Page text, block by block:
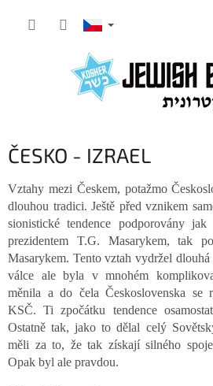
ČESKO - IZRAEL
Vztahy mezi Českem, potažmo
dlouhou tradici. Ještě před vznikem
sionistické tendence podporovány jak
prezidentem T.G. Masarykem, tak
Masarykem. Tento vztah vydržel
válce ale byla v mnohém
měnila a do čela Československa se
KSČ. Ti zpočátku tendence
Ostatně tak, jako to dělal celý
měli za to, že tak získají silného
Opak byl ale pravdou.